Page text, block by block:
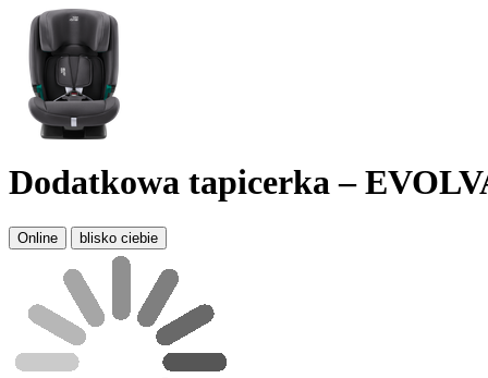
Dodatkowa tapicerka –
Online blisko ciebie